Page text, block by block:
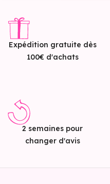
Expédition gratuite dès
100€ d'achats
2 semaines pour
changer d'avis